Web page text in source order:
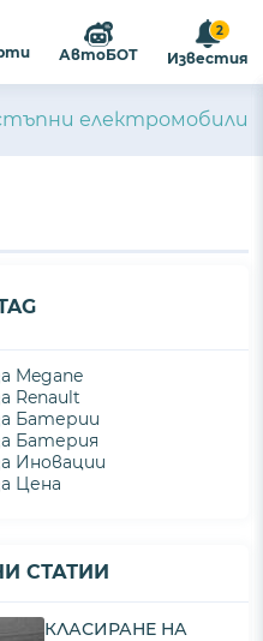
АвтоБОТ
2
Известия
електромобили
Megane
Renault
Батерии
Батерия
Иновации
Цена
СТАТИИ
КЛАСИРАНЕ НА